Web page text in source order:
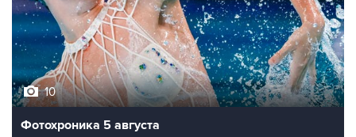
10
Фотохроника 5 августа